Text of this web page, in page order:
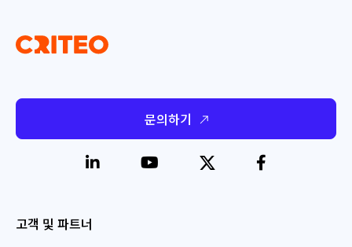
문의하기
고객 및 파트너